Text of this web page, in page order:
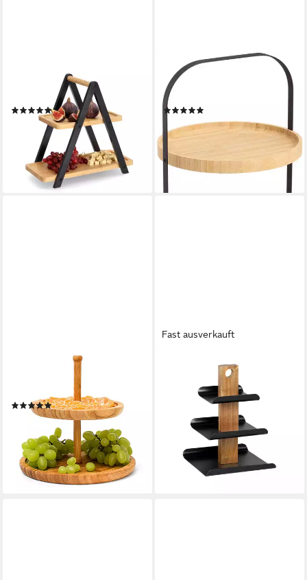
Etagere, Bambus, (1-tlg), 2-
(4)
ab 18,78 € UVP21,95 €
lieferbar - in 3-4 Werktagen bei dir
ZELLER PRESENT
Etagere 2-stufig, Bambus,
Metall, Hochwertiges Material
ab 17,56 € UVP21,95 €
-20%
lieferbar - in 3-4 Werktagen bei dir
Etagere Bambus mit 2 Schale,
(17)
18,99 € UVP39,99 €
-53%
lieferbar - in 2-3 Werktagen bei dir
Fast ausverkauft
Etagere Servier-Etagere, 3-
stöckig, Metall, (1-tlg), mit
ab 14,54 €
UVP 29,99 €
lieferbar - in 3-4 Werktagen bei dir